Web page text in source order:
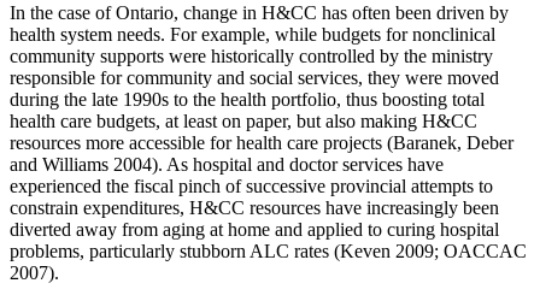
In the case of Ontario, change in H&CC has often been driven by
health system needs. For example, while budgets for nonclinical
community supports were historically controlled by the ministry
responsible for community and social services, they were moved
during the late 1990s to the health portfolio, thus boosting total
health care budgets, at least on paper, but also making H&CC
resources more accessible for health care projects (Baranek, Deber
and Williams 2004). As hospital and doctor services have
experienced the fiscal pinch of successive provincial attempts to
constrain expenditures, H&CC resources have increasingly been
diverted away from aging at home and applied to curing hospital
problems, particularly stubborn ALC rates (Keven 2009; OACCAC
2007).